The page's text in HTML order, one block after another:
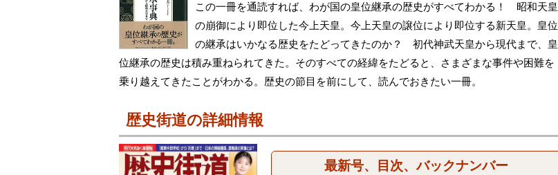
この一冊を通読すれば、わが国の皇位継承の歴史がすべてわかる！ 昭和天皇
の崩御により即位した今上天皇。今上天皇の譲位により即位する新天皇。皇位
の継承はいかなる歴史をたどってきたのか？ 初代神武天皇から現代まで、皇
位継承の歴史は積み重ねられてきた。そのすべての経緯をたどると、さまざまな事件や困難を
乗り越えてきたことがわかる。歴史の節目を前にして、読んでおきたい一冊。
歴史街道の詳細情報
最新号、目次、バックナンバー